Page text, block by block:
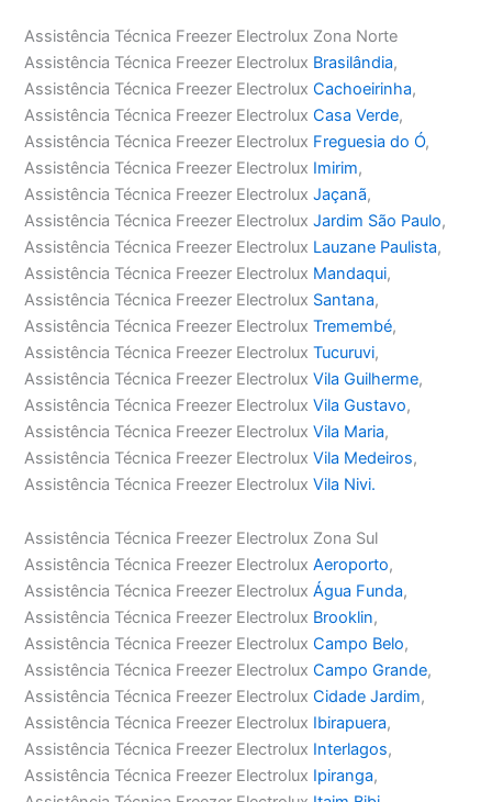
Assistência Técnica Freezer Electrolux Zona Norte
Assistência Técnica Freezer Electrolux Brasilândia,
Assistência Técnica Freezer ElectroluxCachoeirinha,
Assistência Técnica Freezer ElectroluxCasa Verde,
Assistência Técnica Freezer Electrolux Freguesia do Ó,
Assistência Técnica Freezer Electrolux Imirim,
Assistência Técnica Freezer ElectroluxJaçanã,
Assistência Técnica Freezer ElectroluxJardim São Paulo,
Assistência Técnica Freezer Electrolux Lauzane Paulista,
Assistência Técnica Freezer Electrolux Mandaqui,
Assistência Técnica Freezer Electrolux Santana,
Assistência Técnica Freezer ElectroluxTremembé,
Assistência Técnica Freezer ElectroluxTucuruvi,
Assistência Técnica Freezer ElectroluxVila Guilherme,
Assistência Técnica Freezer ElectroluxVila Gustavo,
Assistência Técnica Freezer ElectroluxVila Maria,
Assistência Técnica Freezer ElectroluxVila Medeiros,
Assistência Técnica Freezer ElectroluxVila Nivi.
Assistência Técnica Freezer Electrolux Zona Sul
Assistência Técnica Freezer ElectroluxAeroporto,
Assistência Técnica Freezer ElectroluxÁgua Funda,
Assistência Técnica Freezer Electrolux Brooklin,
Assistência Técnica Freezer ElectroluxCampo Belo,
Assistência Técnica Freezer ElectroluxCampo Grande,
Assistência Técnica Freezer ElectroluxCidade Jardim,
Assistência Técnica Freezer Electrolux Ibirapuera,
Assistência Técnica Freezer Electrolux Interlagos,
Assistência Técnica Freezer Electrolux Ipiranga,